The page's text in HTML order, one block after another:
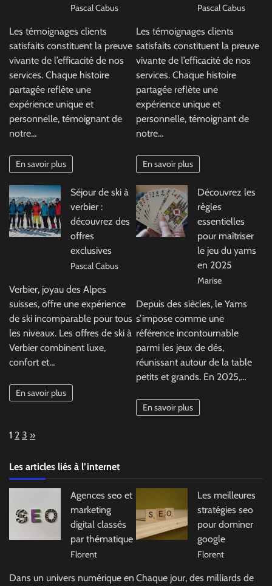
Pascal Cabus
Les témoignages clients
satisfaits constituent la preuve
vivante de l’efficacité de nos
services. Chaque histoire
partagée reflète une
expérience unique et
personnelle, témoignant de
notre…
En savoir plus
Pascal Cabus
Les témoignages clients
satisfaits constituent la preuve
vivante de l’efficacité de nos
services. Chaque histoire
partagée reflète une
expérience unique et
personnelle, témoignant de
notre…
En savoir plus
Séjour de ski à
verbier :
découvrez des
offres
exclusives
Pascal Cabus
Verbier, joyau des Alpes
suisses, offre une expérience
de ski incomparable pour tous
les niveaux. Les offres de ski à
Verbier combinent luxe,
confort et…
En savoir plus
Découvrez les
règles
essentielles
pour maîtriser
le jeu du yams
en 2025
Marise
Depuis des siècles, le Yams
s’impose comme une
référence incontournable
parmi les jeux de dés,
réunissant autour de la table
petits et grands. En 2025,…
En savoir plus
Page:
1 2 3 Next
»
Les articles liés à l’internet
Agences seo et
marketing
digital classés
par thématique
Florent
Dans un univers numérique en
Les meilleures
stratégies seo
pour dominer
google
Florent
Chaque jour, des milliards de